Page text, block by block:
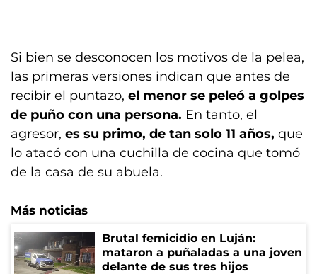
Si bien se desconocen los motivos de la pelea,
las primeras versiones indican que antes de
recibir el puntazo, el menor se peleó a golpes
de puño con una persona. En tanto, el
agresor, es su primo, de tan solo 11 años, que
lo atacó con una cuchilla de cocina que tomó
de la casa de su abuela.
Más noticias
Brutal femicidio en Luján:
mataron a puñaladas a una joven
delante de sus tres hijos